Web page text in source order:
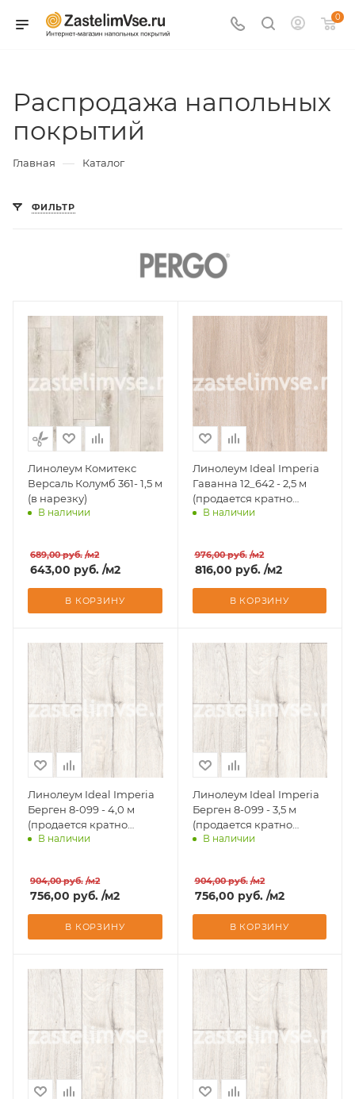
0
Распродажа напольных
покрытий
Главная — Каталог
ФИЛЬТР
Линолеум Комитекс
Версаль Колумб 361- 1,5 м
(в нарезку)
В наличии
689,00 руб. /м2
643,00 руб. /м2
В КОРЗИНУ
Линолеум Ideal Imperia
Гаванна 12_642 - 2,5 м
(продается кратно
рулонам)
В наличии
976,00 руб. /м2
816,00 руб. /м2
В КОРЗИНУ
Линолеум Ideal Imperia
Берген 8-099 - 4,0 м
(продается кратно
рулонам)
В наличии
904,00 руб. /м2
756,00 руб. /м2
В КОРЗИНУ
Линолеум Ideal Imperia
Берген 8-099 - 3,5 м
(продается кратно
рулонам)
В наличии
904,00 руб. /м2
756,00 руб. /м2
В КОРЗИНУ